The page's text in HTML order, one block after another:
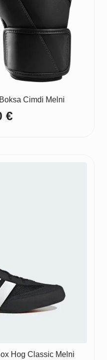
Cimdi Melni
€
Hog Classic Melni